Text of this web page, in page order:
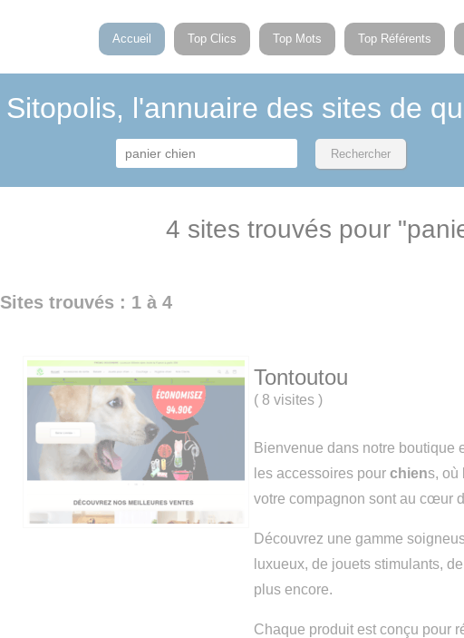
Accueil Top Clics Top Mots Top Référents
Sitopolis, l'annuaire des sites de
4 sites trouvés pour
Sites trouvés : 1 à 4
Tontoutou
( 8 visites)
Bienvenue dans notre boutique
les accessoires pourchiens, où
votre compagnon sont au cœur
Découvrez une gamme
luxueux, de jouets stimulants,
plus encore.
Chaque produit est conçu pour